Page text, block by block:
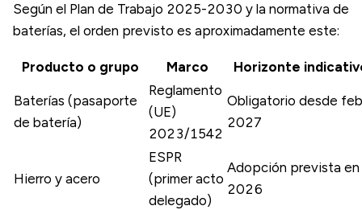
Según el Plan de Trabajo 2025-2030 y la normativa de
baterías, el orden previsto es aproximadamente este:
Producto o grupo Marco Horizonte
Baterías (pasaporte
de batería)
Reglamento
(UE)
2023/1542
Obligatorio desde
2027
Hierro y acero
ESPR
(primer acto
delegado)
Adopción prevista en
2026